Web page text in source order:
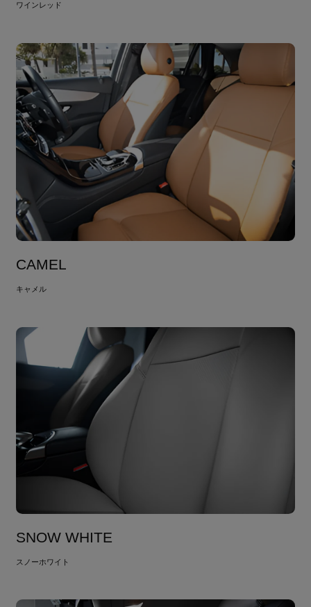
ワインレッド
CAMEL
キャメル
SNOW WHITE
スノーホワイト